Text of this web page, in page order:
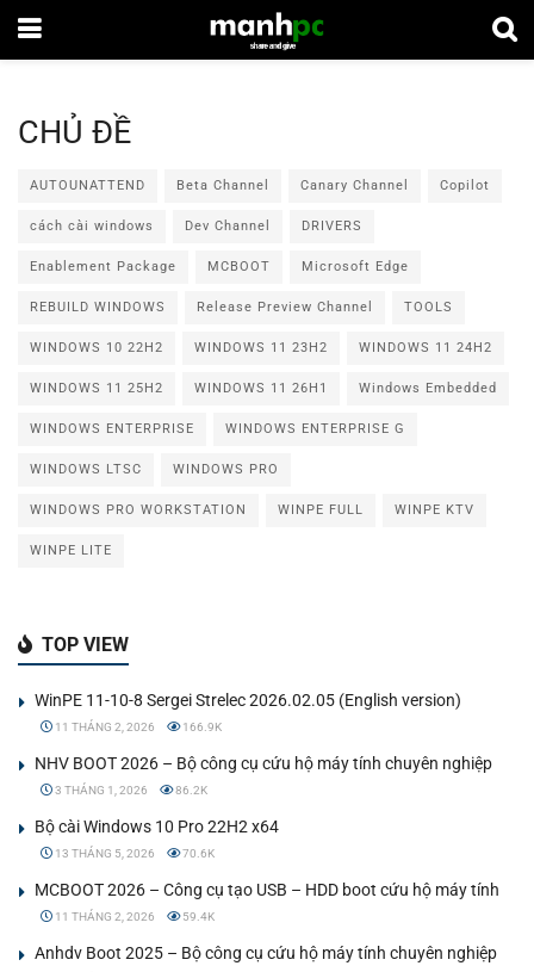
CHỦ ĐỀ
AUTOUNATTEND Beta Channel Canary Channel Copilot
cách cài windows Dev Channel DRIVERS
Enablement Package MCBOOT Microsoft Edge
REBUILD WINDOWS Release Preview Channel TOOLS
WINDOWS 10 22H2 WINDOWS 11 23H2 WINDOWS 11 24H2
WINDOWS 11 25H2 WINDOWS 11 26H1 Windows Embedded
WINDOWS ENTERPRISE WINDOWS ENTERPRISE G
WINDOWS LTSC WINDOWS PRO
WINDOWS PRO WORKSTATION WINPE FULL WINPE KTV
WINPE LITE
TOP VIEW
WinPE 11-10-8 Sergei Strelec 2026.02.05 (English version)
11 THÁNG 2, 2026 166.9K
NHV BOOT 2026 – Bộ công cụ cứu hộ máy tính chuyên nghiệp
3 THÁNG 1, 2026 86.2K
Bộ cài Windows 10 Pro 22H2 x64
13 THÁNG 5, 2026 70.6K
MCBOOT 2026 – Công cụ tạo USB – HDD boot cứu hộ máy tính
11 THÁNG 2, 2026 59.4K
Anhdv Boot 2025 – Bộ công cụ cứu hộ máy tính chuyên nghiệp